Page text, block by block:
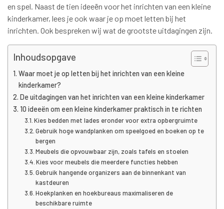
en spel. Naast de tien ideeën voor het inrichten van een kleine
kinderkamer, lees je ook waar je op moet letten bij het
inrichten. Ook bespreken wij wat de grootste uitdagingen zijn.
Inhoudsopgave
Waar moet je op letten bij het inrichten van een kleine
kinderkamer?
De uitdagingen van het inrichten van een kleine kinderkamer
10 ideeën om een kleine kinderkamer praktisch in te richten
Kies bedden met lades eronder voor extra opbergruimte
Gebruik hoge wandplanken om speelgoed en boeken op te
bergen
Meubels die opvouwbaar zijn, zoals tafels en stoelen
Kies voor meubels die meerdere functies hebben
Gebruik hangende organizers aan de binnenkant van
kastdeuren
Hoekplanken en hoekbureaus maximaliseren de
beschikbare ruimte